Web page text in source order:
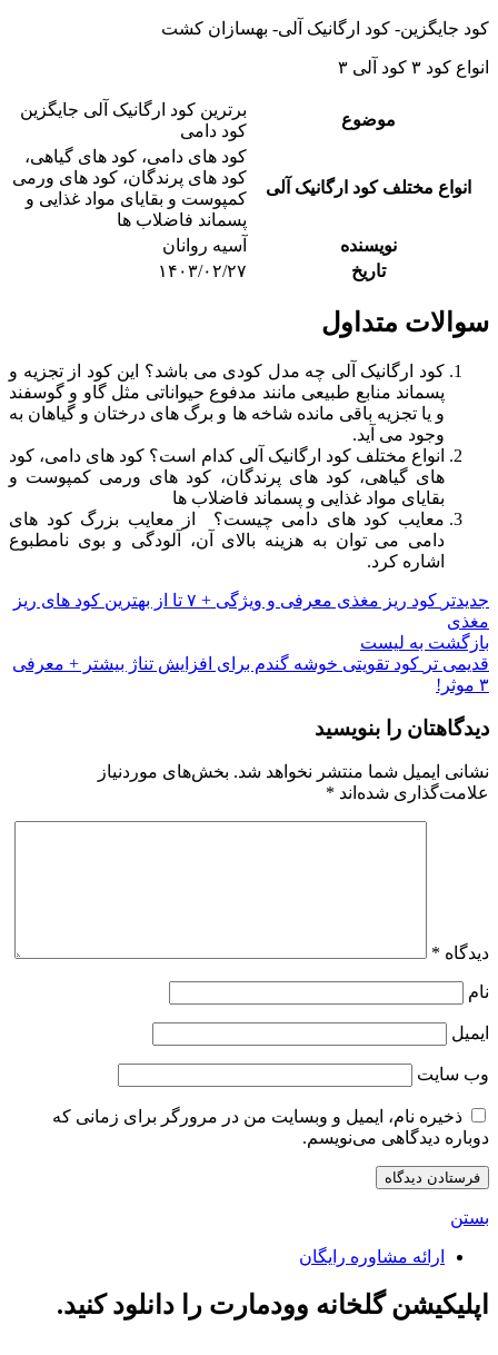
کود جایگزین- کود ارگانیک آلی- بهسازان کشت
انواع کود ۳ کود آلی ۳
موضوع
برترین کود ارگانیک آلی جایگزین
کود دامی
انواع مختلف کود ارگانیک آلی
کود های دامی، کود های گیاهی،
کود های پرندگان، کود های ورمی
کمپوست و بقایای مواد غذایی و
پسماند فاضلاب ها
نویسنده
آسیه روانان
تاریخ
۱۴۰۳/۰۲/۲۷
سوالات متداول
کود ارگانیک آلی چه مدل کودی می باشد؟ این کود از تجزیه و
پسماند منابع طبیعی مانند مدفوع حیواناتی مثل گاو و گوسفند
و یا تجزیه باقی مانده شاخه ها و برگ های درختان و گیاهان به
وجود می آید.
انواع مختلف کود ارگانیک آلی کدام است؟ کود های دامی، کود
های گیاهی، کود های پرندگان، کود های ورمی کمپوست و
بقایای مواد غذایی و پسماند فاضلاب ها
معایب کود های دامی چیست؟ از معایب بزرگ کود های
دامی می توان به هزینه بالای آن، آلودگی و بوی نامطبوع
اشاره کرد.
جدیدتر
کود ریز مغذی معرفی و ویژگی + ۷ تا از بهترین کود های ریز
مغذی
بازگشت به لیست
قدیمی تر کود تقویتی خوشه گندم برای افزایش تناژ بیشتر + معرفی
۳ موثر!
دیدگاهتان را بنویسید
نشانی ایمیل شما منتشر نخواهد شد. بخش‌های موردنیاز
علامت‌گذاری شده‌اند *
دیدگاه *
نام
ایمیل
وب‌ سایت
ذخیره نام، ایمیل و وبسایت من در مرورگر برای زمانی که
دوباره دیدگاهی می‌نویسم.
بستن
ارائه مشاوره رایگان
اپلیکیشن گلخانه وودمارت را دانلود کنید.